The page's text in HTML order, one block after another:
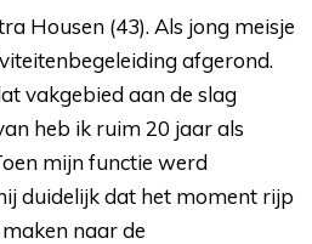
Housen (43). Als jong meisje
afgerond.
vakgebied aan de slag
heb ik ruim 20 jaar als
mijn functie werd
duidelijk dat het moment rijp
naar de